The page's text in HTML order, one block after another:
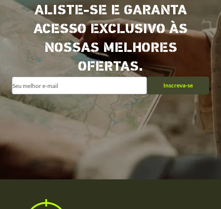
ALISTE-SE E GARANTA
ACESSO EXCLUSIVO ÀS
NOSSAS MELHORES
OFERTAS.
Inscreva-se